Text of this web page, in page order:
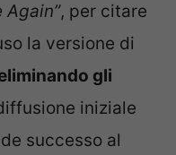
Again”, per citare
la versione di
gli
iniziale
successo al